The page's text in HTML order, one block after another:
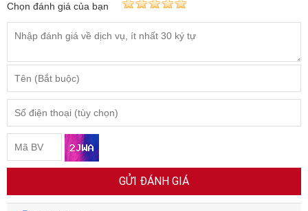
Chọn đánh giá của bạn
GỬI ĐÁNH GIÁ